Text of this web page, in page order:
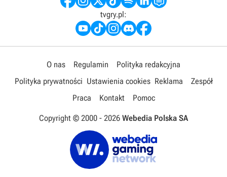
tvgry.pl:
O nas Regulamin
Polityka redakcyjna
Polityka prywatności Ustawienia cookies Reklama
Zespół
Praca
Kontakt Pomoc
Copyright © 2000 - 2026 Webedia Polska SA